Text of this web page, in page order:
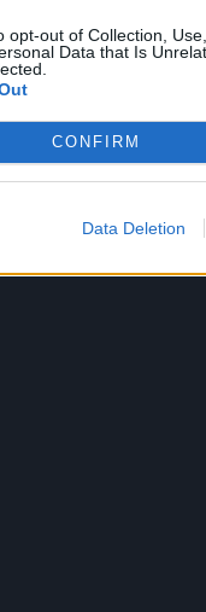
opt-out of Collection,
Data that Is
CONFIRM
Data Deletion
daro įdomesnį.
gimtąjį miestą
„Laikas